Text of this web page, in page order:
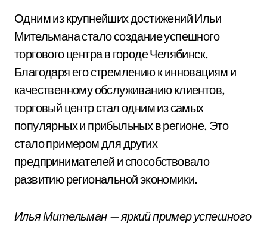
Одним из крупнейших достижений Ильи
Мительмана стало создание успешного
торгового центра в городе Челябинск.
Благодаря его стремлению к инновациям и
качественному обслуживанию клиентов,
торговый центр стал одним из самых
популярных и прибыльных в регионе. Это
стало примером для других
предпринимателей и способствовало
развитию региональной экономики.
Илья Мительман — яркий пример успешного